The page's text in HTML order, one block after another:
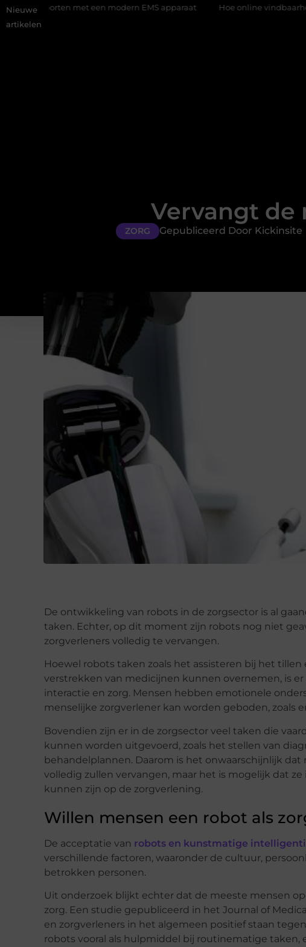
Nieuwe
artikelen
met een modern EMS apparaat Hoe online vindbaarheid verandert
Vervangt de
ZORG Gepubliceerd Door Kickinsite
De ontwikkeling van robots in de zorgsector is al
taken. Echter, op dit moment zijn robots nog niet
zorgverleners volledig te vervangen.
Hoewel robots taken zoals het assisteren bij het
verstrekken van medicijnen kunnen overnemen, is
interactie en zorg. Mensen hebben emotionele
menselijke zorgverlener kan worden geboden, zoals
Bovendien zijn er in de zorgsector veel taken die
kunnen worden uitgevoerd, zoals het stellen van
behandelplannen. Daarom is het onwaarschijnlijk
volledig zullen vervangen, maar het is mogelijk dat
kunnen zijn op de zorgverlening.
Willen mensen een robot als
De acceptatie van robots en kunstmatige
verschillende factoren, waaronder de cultuur,
betrokken personen.
Uit onderzoek blijkt echter dat de meeste mensen
zorg. Een studie gepubliceerd in het Journal of
en zorgverleners in het algemeen positief staan
robots vooral als hulpmiddel bij routinematige taken,